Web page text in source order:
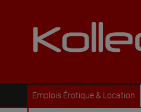
Emplois Érotique & Location